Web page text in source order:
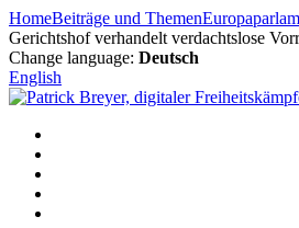
Zum
Inhalt
springen
HomeBeiträge und Themen
Gerichtshof verhandelt verdachtslose
Change language: Deutsch
English